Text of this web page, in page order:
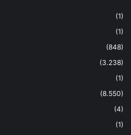
(1)
(1)
(848)
(3.238)
(1)
(8.550)
(4)
(1)